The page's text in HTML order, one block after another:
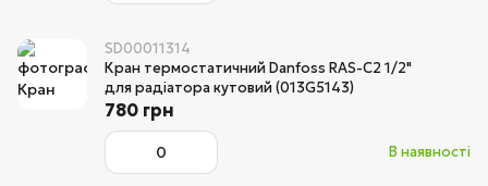
SD00011314
Кран термостатичний Danfoss RAS-C2 1/2"
для радіатора кутовий (013G5143)
В наявності
780 грн